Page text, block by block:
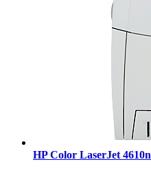
HP Color LaserJet 4610n